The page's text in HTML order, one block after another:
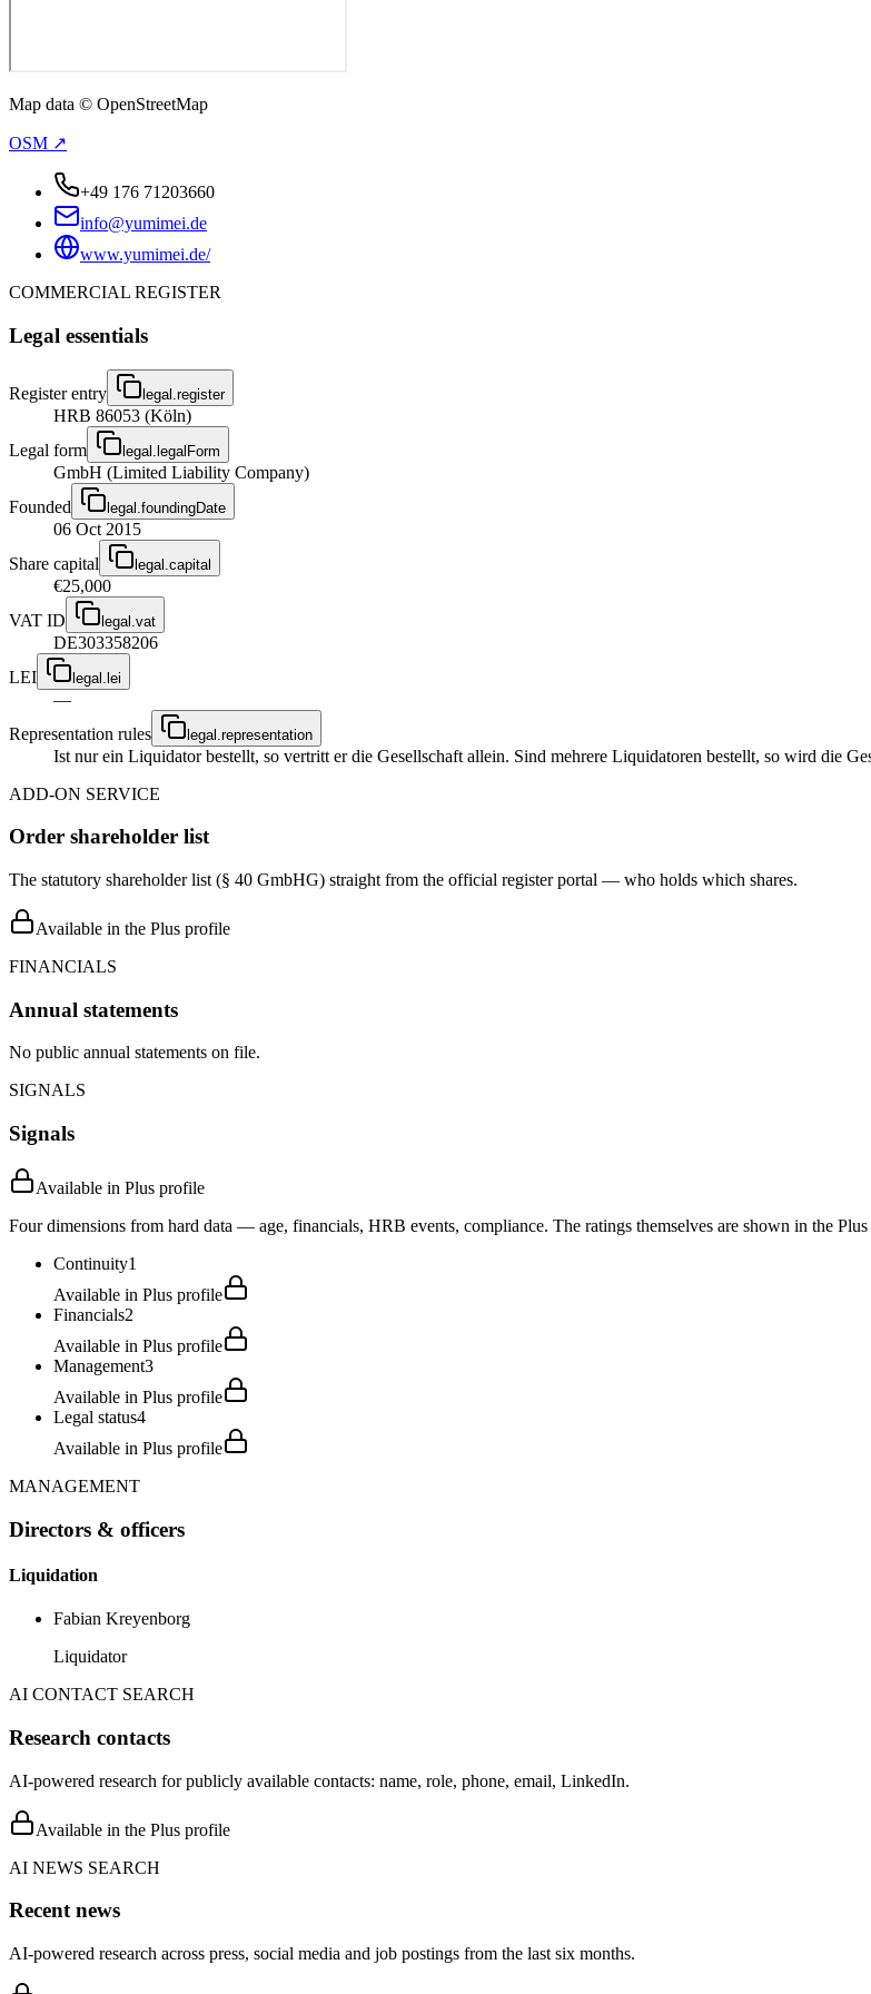
Map data © OpenStreetMap
OSM ↗
+49 176 71203660
info@yumimei.de
www.yumimei.de/
COMMERCIAL REGISTER
Legal essentials
Register entry legal.register
HRB 86053 (Köln)
Legal form
legal.legalForm
GmbH (Limited Liability Company)
Founded
legal.foundingDate
06 Oct 2015
Share capital
legal.capital
€25,000
VAT ID
legal.vat
DE303358206
LEI
legal.lei
—
Representation rules
legal.representation
Ist nur ein Liquidator bestellt, so vertritt er die Gesellschaft allein. Sind mehrere Liquidatoren bestellt, so wird die
ADD-ON SERVICE
Order shareholder list
The statutory shareholder list (§ 40 GmbHG) straight from the official register portal — who holds which shares.
Available in the Plus profile
FINANCIALS
Annual statements
No public annual statements on file.
SIGNALS
Signals
Available in Plus profile
Four dimensions from hard data — age, financials, HRB events, compliance. The ratings themselves are shown in the
Continuity1
Available in Plus profile
Financials2
Available in Plus profile
Management3
Available in Plus profile
Legal status4
Available in Plus profile
MANAGEMENT
Directors & officers
Liquidation
Fabian Kreyenborg
Liquidator
AI CONTACT SEARCH
Research contacts
AI-powered research for publicly available contacts: name, role, phone, email, LinkedIn.
Available in the Plus profile
AI NEWS SEARCH
Recent news
AI-powered research across press, social media and job postings from the last six months.